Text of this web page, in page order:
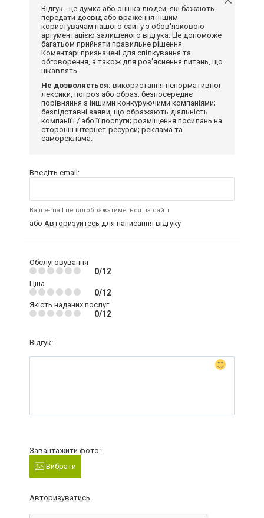
Відгук - це думка або оцінка людей, які бажають
передати досвід або враження іншим
користувачам нашого сайту з обов'язковою
аргументацією залишеного відгука. Це допоможе
багатьом прийняти правильне рішення.
Коментарі призначені для спілкування та
обговорення, а також для роз'яснення питань, що
цікавлять.
Не дозволяється: використання ненормативної
лексики, погроз або образ; безпосереднє
порівняння з іншими конкуруючими компаніями;
безпідставні заяви, що ображають діяльність
компанії і / або її послуги; розміщення посилань на
сторонні інтернет-ресурси; реклама та
самореклама.
Введіть email:
Ваш e-mail не відображатиметься на сайті
або Авторизуйтесь для написання відгуку
Обслуговування
0/12
Ціна
0/12
Якість наданих послуг
0/12
Відгук:
Завантажити фото:
Вибрати
Авторизуватись